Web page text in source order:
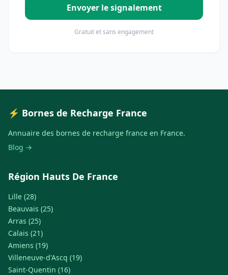
Envoyer le signalement
Gratuit et sans engagement
⚡ Bornes de Recharge France
Annuaire des bornes de recharge france en France.
Blog →
Région Hauts De France
Lille (28)
Beauvais (25)
Arras (25)
Calais (21)
Amiens (19)
Villeneuve-d'Ascq (19)
Saint-Quentin (16)